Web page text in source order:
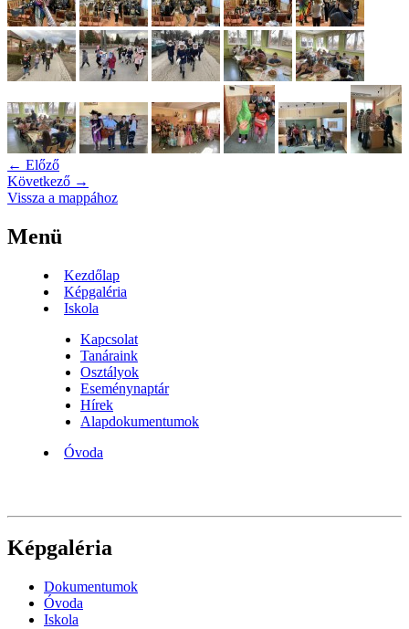
← Előző
Következő →
Vissza a mappához
Menü
Kezdőlap
Képgaléria
Iskola
Kapcsolat
Tanáraink
Osztályok
Eseménynaptár
Hírek
Alapdokumentumok
Óvoda
Képgaléria
Dokumentumok
Óvoda
Iskola